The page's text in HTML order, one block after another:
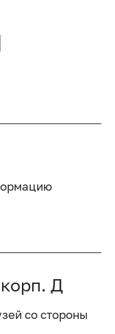
Д
со стороны